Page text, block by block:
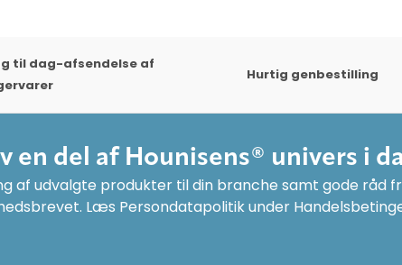
til dag-afsendelse af
Hurtig genbestilling
en del af Hounisens® univers i
af udvalgte produkter til din branche samt gode råd
Læs Persondatapolitik under